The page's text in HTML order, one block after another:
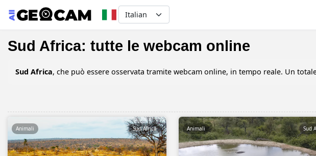
Select your language
Sud Africa: tutte le webcam online
Sud Africa, che può essere osservata tramite webcam online, in tempo reale. Un
Animali Sud Africa Animali Sud